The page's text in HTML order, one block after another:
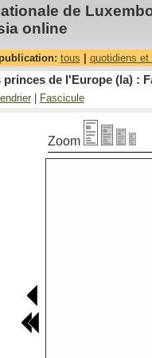
de
online
tous quotidiens et
de l'Europe (la) :
| Fascicule
Zoom